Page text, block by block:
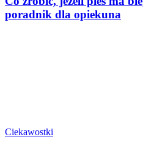
poradnik dla opiekuna
Ciekawostki